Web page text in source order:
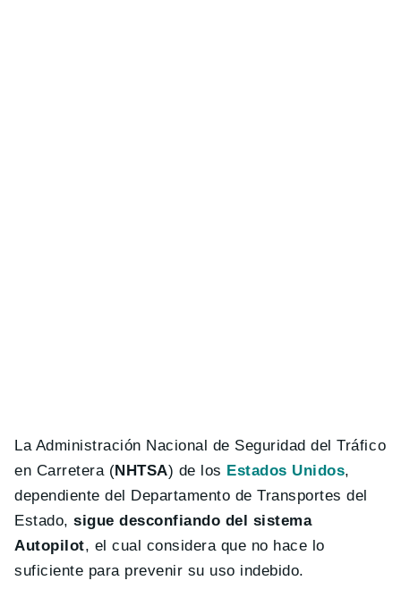
La Administración Nacional de Seguridad del Tráfico
en Carretera (NHTSA) de los Estados Unidos,
dependiente del Departamento de Transportes del
Estado,sigue desconfiando del sistema
Autopilot, el cual considera que no hace lo
suficiente para prevenir su uso indebido.